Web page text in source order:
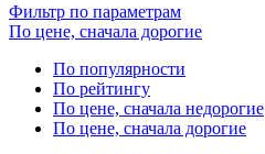
Фильтр по параметрам
По цене, сначала дорогие
По популярности
По рейтингу
По цене, сначала недорогие
По цене, сначала дорогие